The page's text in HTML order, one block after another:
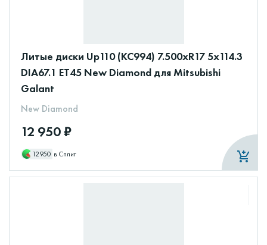
Литые диски Up110 (КС994) 7.500xR17 5x114.3
DIA67.1 ET45 New Diamond для Mitsubishi
Galant
New Diamond
12 950 ₽
12950 в Сплит